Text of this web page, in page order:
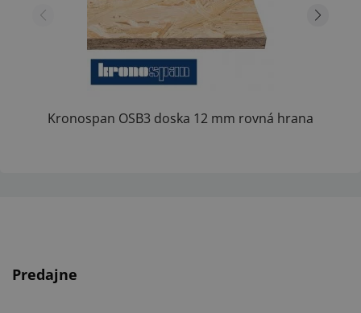
Kronospan OSB3 doska 12 mm rovná hrana
Predajne